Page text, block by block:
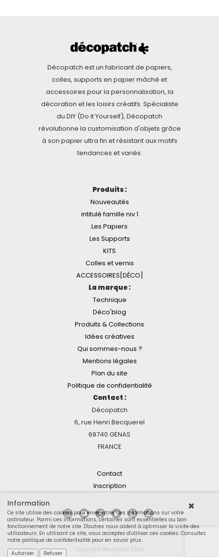
Décopatch est un fabricant de papiers,
colles, supports en papier mâché et
accessoires pour la personnalisation, la
décoration et les loisirs créatifs. Spécialiste
du DIY (Do it Yourself), Décopatch
révolutionne la customisation d'objets grâce
à son papier ultra fin et résistant aux motifs
tendances et variés.
Produits :
Nouveautés
intitulé famille niv 1
Les Papiers
Les Supports
KITS
Colles et vernis
ACCESSOIRES[DÉCO]
La marque :
Technique
Déco'blog
Produits & Collections
Idées créatives
Qui sommes-nous ?
Mentions légales
Plan du site
Politique de confidentialité
Contact :
Décopatch
6, rue Henri Becquerel
69740 GENAS
FRANCE
Contact
Inscription
Copyright Décopatch 2026
Information
Ce site utilise des cookies pour enregistrer des informations sur votre
ordinateur. Parmi ces informations, certaines sont essentielles au bon
fonctionnement de notre site. D'autres nous aident à optimiser la visite des
utilisateurs. En utilisant ce site, vous acceptez d'utiliser ces cookies. Consultez
notre politique de confidentialité pour en savoir plus.
Autoriser
Refuser